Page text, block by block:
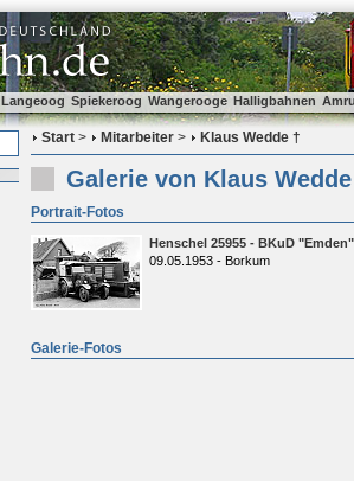
Langeoog Spiekeroog Wangerooge Halligbahnen
Start > Mitarbeiter > Klaus Wedde †
Galerie von Klaus
Portrait-Fotos
Henschel 25955 - BKuD "Emden"
09.05.1953 - Borkum
Galerie-Fotos